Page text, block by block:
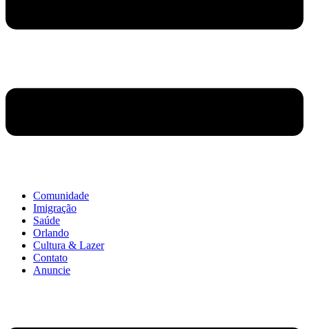
Comunidade
Imigração
Saúde
Orlando
Cultura & Lazer
Contato
Anuncie